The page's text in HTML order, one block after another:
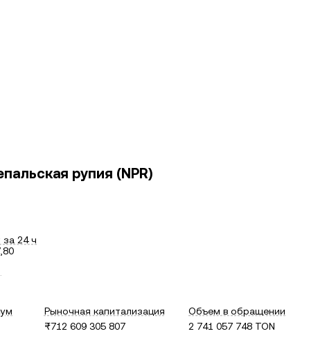
рупия (NPR)
за 24 ч
.
Рыночная капитализация
₨712 609 305 807
Объем в обращении
2 741 057 748 TON